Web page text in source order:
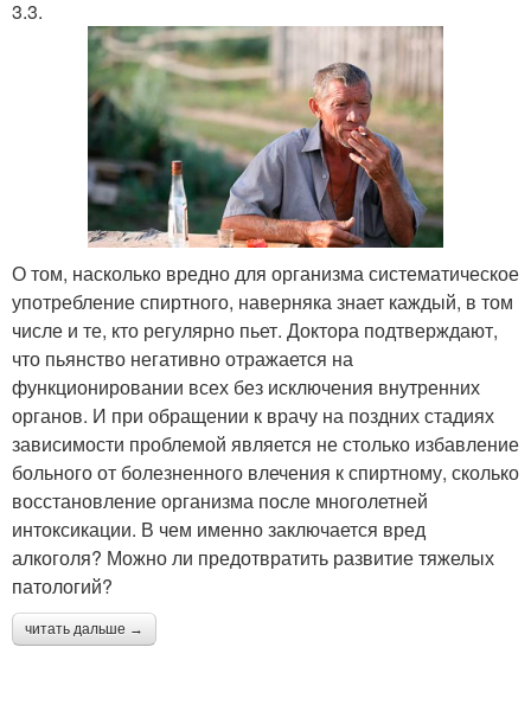
3.3.
О том, насколько вредно для организма систематическое
употребление спиртного, наверняка знает каждый, в том
числе и те, кто регулярно пьет. Доктора подтверждают,
что пьянство негативно отражается на
функционировании всех без исключения внутренних
органов. И при обращении к врачу на поздних стадиях
зависимости проблемой является не столько избавление
больного от болезненного влечения к спиртному, сколько
восстановление организма после многолетней
интоксикации. В чем именно заключается вред
алкоголя? Можно ли предотвратить развитие тяжелых
патологий?
читать дальше →